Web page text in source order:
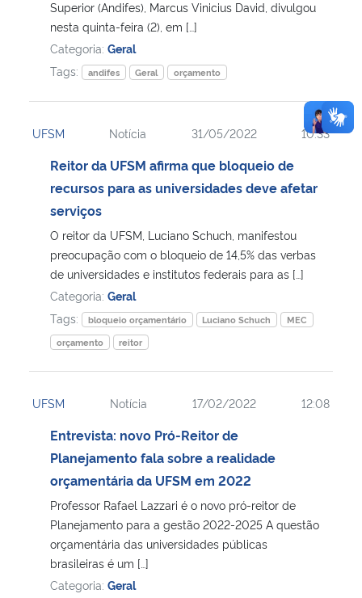
Superior (Andifes), Marcus Vinicius David, divulgou
nesta quinta-feira (2), em […]
Categoria: Geral
Tags:
andifes Geral orçamento
UFSM Notícia 31/05/2022 10:33
Reitor da UFSM afirma que bloqueio de
recursos para as universidades deve afetar
serviços
O reitor da UFSM, Luciano Schuch, manifestou
preocupação com o bloqueio de 14,5% das verbas
de universidades e institutos federais para as […]
Categoria: Geral
Tags:
bloqueio orçamentário Luciano Schuch
MEC
orçamento
reitor
UFSM Notícia 17/02/2022 12:08
Entrevista: novo Pró-Reitor de
Planejamento fala sobre a realidade
orçamentária da UFSM em 2022
Professor Rafael Lazzari é o novo pró-reitor de
Planejamento para a gestão 2022-2025 A questão
orçamentária das universidades públicas
brasileiras é um […]
Categoria: Geral